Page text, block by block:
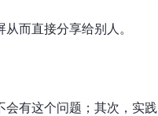
而直接分享给别人。
有这个问题；其次，实践